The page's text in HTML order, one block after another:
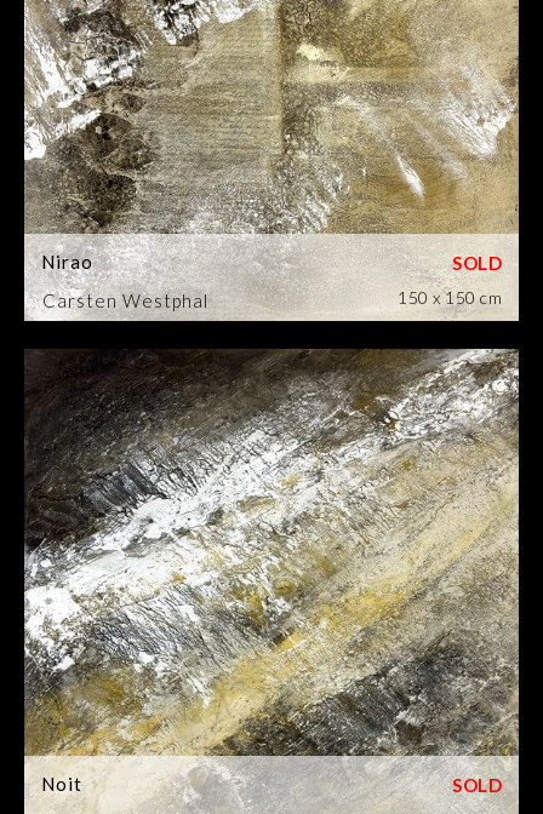
Carsten Westphal
Nirao
150 x 150 cm
Noit